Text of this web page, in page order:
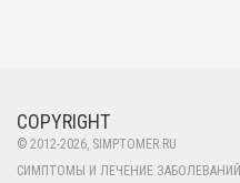
COPYRIGHT
© 2012-2026, SIMPTOMER.RU
СИМПТОМЫ И ЛЕЧЕНИЕ